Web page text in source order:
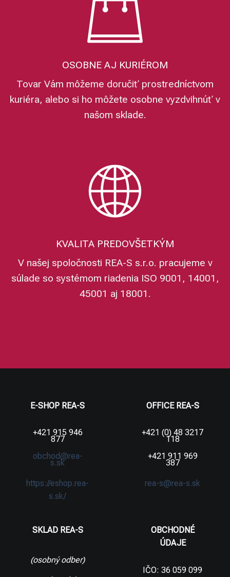
OSOBNE AJ KURIÉROM
Tovar Vám môžeme doručiť prostredníctvom
kuriéra, alebo si ho môžete osobne vyzdvihnúť v
našom sklade.
KVALITA PREDOVŠETKÝM
V našej spoločnosti REA-S s.r.o. pracujeme v
súlade so systémom riadenia ISO 9001, 14001,
45001 aj 18001.
E-SHOP REA-S
+421 915 946
877
obchod@rea-
s.sk
https://eshop.rea-
s.sk/
OFFICE REA-S
+421 (0) 48 3217
118
+421 911 969
387
rea-s@rea-s.sk
SKLAD REA-S
(osobný odber)
OBCHODNÉ
ÚDAJE
IČO: 36 059 099